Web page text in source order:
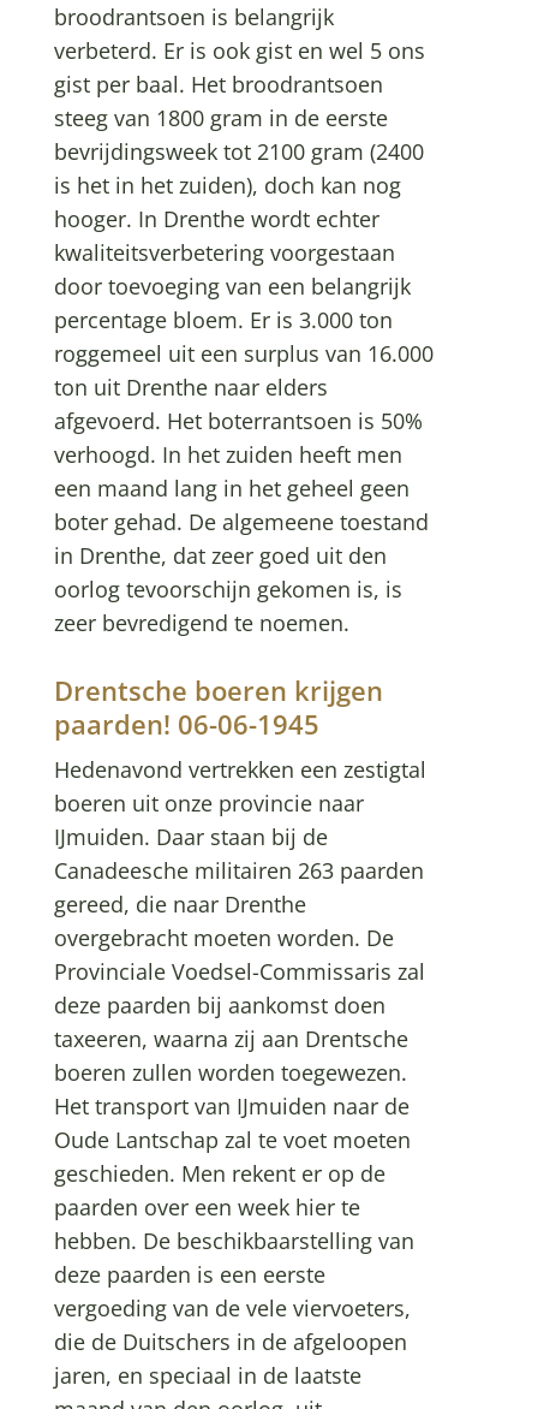
broodrantsoen is belangrijk
verbeterd. Er is ook gist en wel 5 ons
gist per baal. Het broodrantsoen
steeg van 1800 gram in de eerste
bevrijdingsweek tot 2100 gram (2400
is het in het zuiden), doch kan nog
hooger. In Drenthe wordt echter
kwaliteitsverbetering voorgestaan
door toevoeging van een belangrijk
percentage bloem. Er is 3.000 ton
roggemeel uit een surplus van 16.000
ton uit Drenthe naar elders
afgevoerd. Het boterrantsoen is 50%
verhoogd. In het zuiden heeft men
een maand lang in het geheel geen
boter gehad. De algemeene toestand
in Drenthe, dat zeer goed uit den
oorlog tevoorschijn gekomen is, is
zeer bevredigend te noemen.
Drentsche boeren krijgen
paarden! 06-06-1945
Hedenavond vertrekken een zestigtal
boeren uit onze provincie naar
IJmuiden. Daar staan bij de
Canadeesche militairen 263 paarden
gereed, die naar Drenthe
overgebracht moeten worden. De
Provinciale Voedsel-Commissaris zal
deze paarden bij aankomst doen
taxeeren, waarna zij aan Drentsche
boeren zullen worden toegewezen.
Het transport van IJmuiden naar de
Oude Lantschap zal te voet moeten
geschieden. Men rekent er op de
paarden over een week hier te
hebben. De beschikbaarstelling van
deze paarden is een eerste
vergoeding van de vele viervoeters,
die de Duitschers in de afgeloopen
jaren, en speciaal in de laatste